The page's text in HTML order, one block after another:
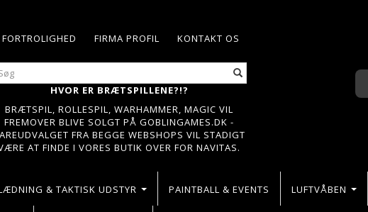
KONTAKT OS
FIRMA PROFIL
FORTROLIGHED
HVOR ER BRÆTSPILLENE?!?
BRÆTSPIL, ROLLESPIL, WARHAMMER, MAGIC VIL
FREMOVER BLIVE SOLGT PÅ GOBLINGAMES.DK -
FRA BEGGE WEBSHOPS VIL STADIGT
AT FINDE I VORES BUTIK OVER FOR NAVITAS.
& TAKTISK UDSTYR PAINTBALL & EVENTS LUFTVÅBEN